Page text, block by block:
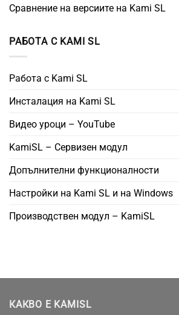
Сравнение на версиите на Kami SL
РАБОТА С KAMI SL
Работа с Kami SL
Инсталация на Kami SL
Видео уроци – YouTube
KamiSL – Сервизен модул
Допълнителни функционалности
Настройки на Kami SL и на Windows
Производствен модул – KamiSL
КАКВО Е KAMISL